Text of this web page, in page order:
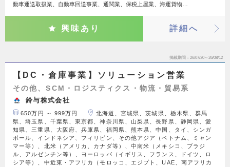
動車運送取扱業、自動車回送事業、通関業、保税上屋業、海運貨物…
興味あり 詳細へ
掲載期間 26/07/30～26/08/12
【DC・倉庫事業】ソリューション営業
その他、SCM・ロジスティクス・物流・貿易系
鈴与株式会社
650万円 ～ 999万円
北海道、宮城県、茨城県、栃木県、群馬
県、埼玉県、千葉県、東京都、神奈川県、山梨県、長野県、静岡県、愛
知県、三重県、大阪府、兵庫県、福岡県、熊本県、中国、タイ、シンガ
ポール、インドネシア、フィリピン、その他アジア（ベトナム、ミャン
マー等）、北米（アメリカ、カナダ等）、中南米（メキシコ、ブラジ
ル、アルゼンチン等）、ヨーロッパ（イギリス、フランス、ドイツ、ロ
シア等）、中近東・アフリカ（モロッコ、エジプト、UAE、南アフリカ